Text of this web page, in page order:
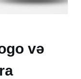
və